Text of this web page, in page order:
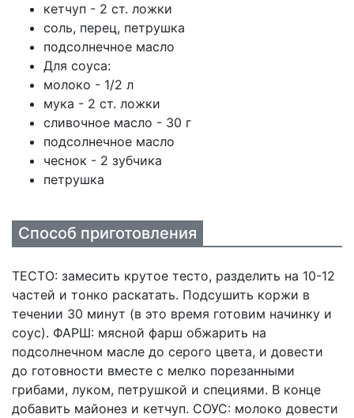
кетчуп - 2 ст. ложки
соль, перец, петрушка
подсолнечное масло
Для соуса:
молоко - 1/2 л
мука - 2 ст. ложки
сливочное масло - 30 г
подсолнечное масло
чеснок - 2 зубчика
петрушка
Способ приготовления
ТЕСТО: замесить крутое тесто, разделить на 10-12
частей и тонко раскатать. Подсушить коржи в
течении 30 минут (в это время готовим начинку и
соус). ФАРШ: мясной фарш обжарить на
подсолнечном масле до серого цвета, и довести
до готовности вместе с мелко порезанными
грибами, луком, петрушкой и специями. В конце
добавить майонез и кетчуп. СОУС: молоко довести